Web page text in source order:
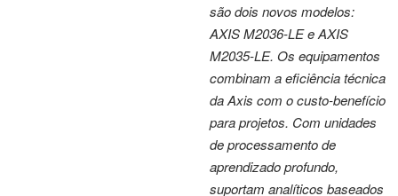
são dois novos modelos:
AXIS M2036-LE e AXIS
M2035-LE. Os equipamentos
combinam a eficiência técnica
da Axis com o custo-benefício
para projetos. Com unidades
de processamento de
aprendizado profundo,
suportam analíticos baseados